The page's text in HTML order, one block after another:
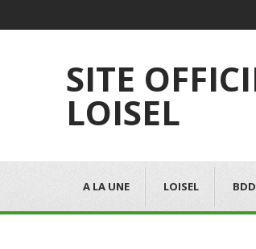
SITE
LOISEL
A LA UNE LOISEL BDD